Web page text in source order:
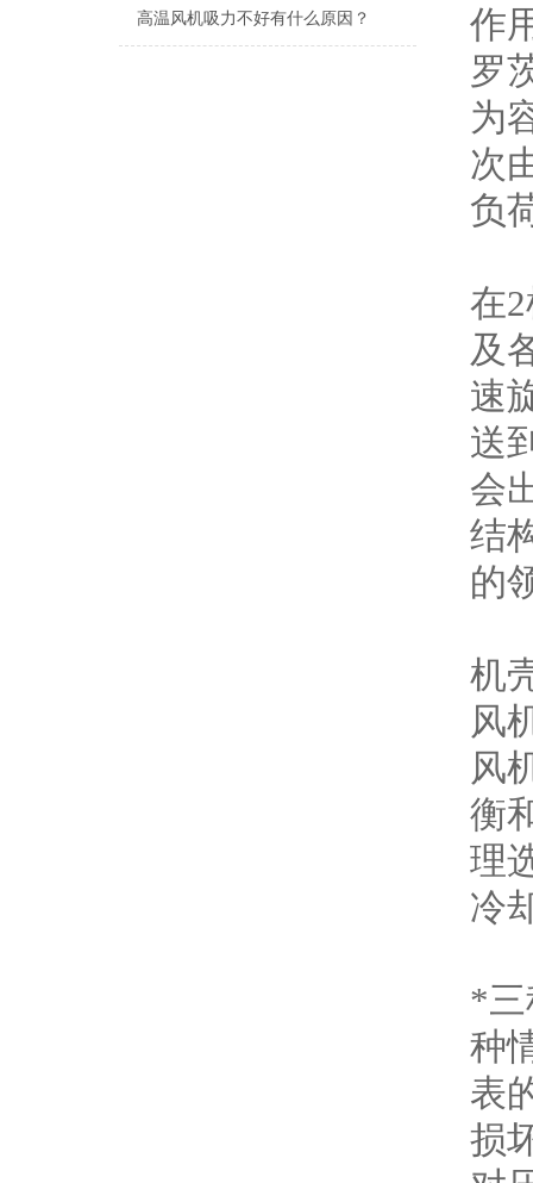
高温风机吸力不好有什么原因？
作
罗
为
次
负
在
及
速
送
会
结
的
机
风
风
衡
理
冷
*三
种
表
损